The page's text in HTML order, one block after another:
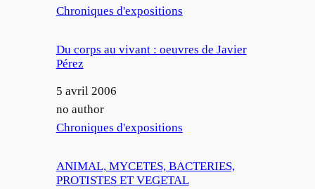
Par rapport à
Chroniques d'expositions
Du corps au vivant : oeuvres de Javier
Pérez
Date
5 avril 2006
Auteur
no author
Par rapport à
Chroniques d'expositions
ANIMAL, MYCETES, BACTERIES,
PROTISTES ET VEGETAL